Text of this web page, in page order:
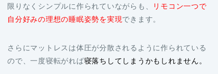
限りなくシンプルに作られていながらも、
リモコン一つで
自分好みの理想の睡眠姿勢を実現できます。
さらにマットレスは体圧が分散されるように作られている
ので、一度寝転がれば寝落ちしてしまうかもしれません。